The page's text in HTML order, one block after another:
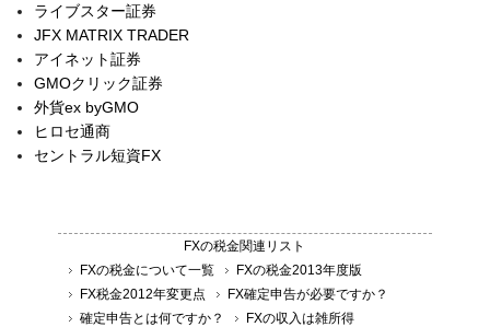
ライブスター証券
JFX MATRIX TRADER
アイネット証券
GMOクリック証券
外貨ex byGMO
ヒロセ通商
セントラル短資FX
FXの税金関連リスト
FXの税金について一覧
FXの税金2013年度版
FX税金2012年変更点
FX確定申告が必要ですか？
確定申告とは何ですか？
FXの収入は雑所得